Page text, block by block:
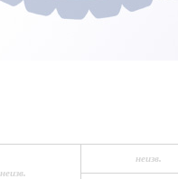
неизв.
неизв.